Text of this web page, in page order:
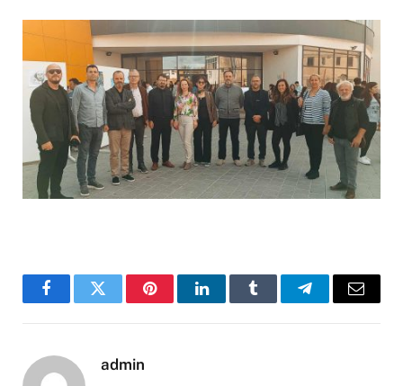
FacebookTwitter PinterestLinkedInTumblr TelegramEmail
admin